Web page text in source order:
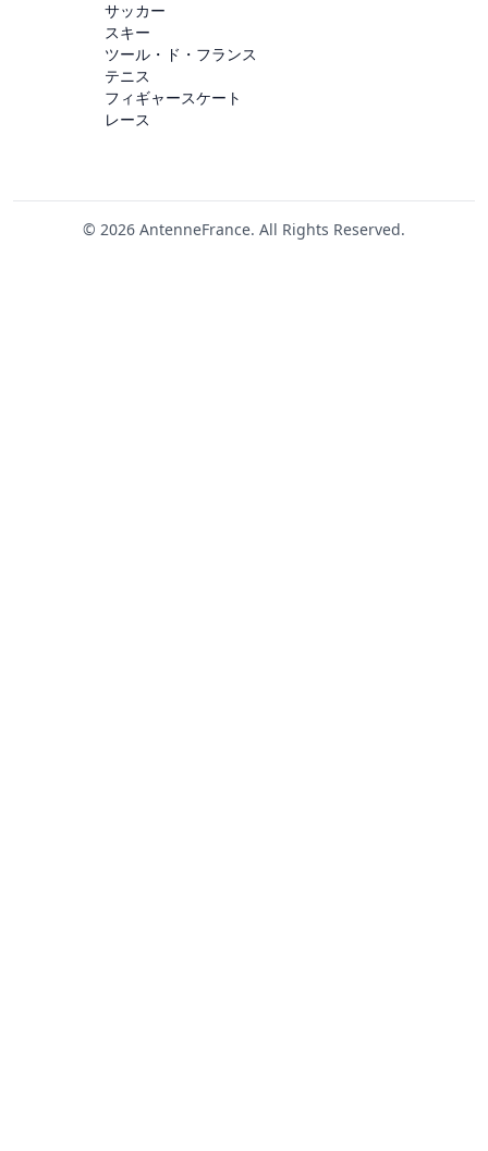
サッカー
スキー
ツール・ド・フランス
テニス
フィギャースケート
レース
© 2026 AntenneFrance. All Rights Reserved.